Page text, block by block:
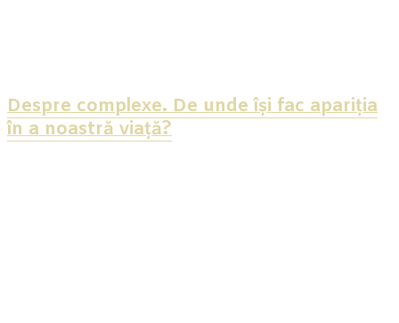
Despre complexe. De unde își fac apariția
în a noastră viață?